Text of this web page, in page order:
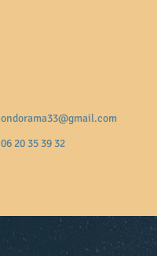
ondorama33@gmail.com
06 20 35 39 32